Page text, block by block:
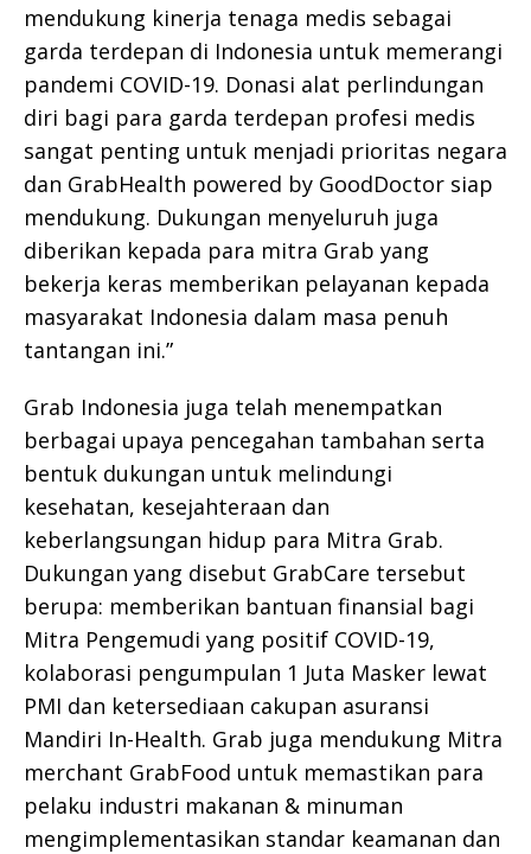
mendukung kinerja tenaga medis sebagai
garda terdepan di Indonesia untuk memerangi
pandemi COVID-19. Donasi alat perlindungan
diri bagi para garda terdepan profesi medis
sangat penting untuk menjadi prioritas negara
dan GrabHealth powered by GoodDoctor siap
mendukung. Dukungan menyeluruh juga
diberikan kepada para mitra Grab yang
bekerja keras memberikan pelayanan kepada
masyarakat Indonesia dalam masa penuh
tantangan ini.”
Grab Indonesia juga telah menempatkan
berbagai upaya pencegahan tambahan serta
bentuk dukungan untuk melindungi
kesehatan, kesejahteraan dan
keberlangsungan hidup para Mitra Grab.
Dukungan yang disebut GrabCare tersebut
berupa: memberikan bantuan finansial bagi
Mitra Pengemudi yang positif COVID-19,
kolaborasi pengumpulan 1 Juta Masker lewat
PMI dan ketersediaan cakupan asuransi
Mandiri In-Health. Grab juga mendukung Mitra
merchant GrabFood untuk memastikan para
pelaku industri makanan & minuman
mengimplementasikan standar keamanan dan